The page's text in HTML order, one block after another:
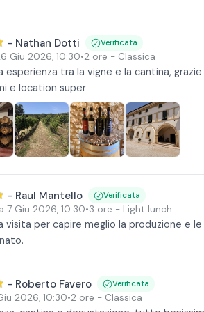
- Nathan Dotti Verificata
Giu 2026, 10:30•2 ore - Classica
esperienza tra la vigne e la cantina,
e location super
- Raul Mantello Verificata
7 Giu 2026, 10:30•3 ore - Light lunch
visita per capire meglio la produzione e
- Roberto Favero Verificata
2026, 10:30•2 ore - Classica